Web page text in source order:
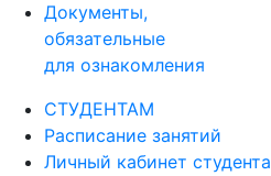
Документы,
обязательные
для ознакомления
СТУДЕНТАМ
Расписание занятий
Личный кабинет студента